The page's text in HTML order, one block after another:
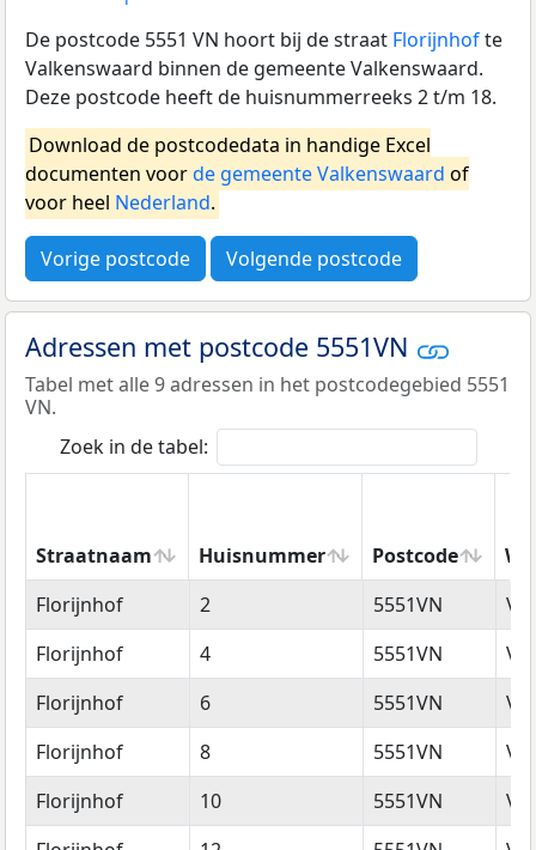
De postcode 5551 VN hoort bij de straat Florijnhofte
Valkenswaard binnen de gemeente Valkenswaard.
Deze postcode heeft de huisnummerreeks 2 t/m 18.
Download de postcodedata in handige Excel
documenten voorde gemeente Valkenswaard of
voor heel Nederland.
Vorige postcode Volgende postcode
Adressen met postcode 5551VN
Tabel met alle 9 adressen in het postcodegebied 5551
VN.
Zoek in de tabel:
Straatnaam Huisnummer Postcode
Straatnaam
Huisnummer Postcode
Florijnhof 2 5551VN
Florijnhof
4 5551VN
Florijnhof
6 5551VN
Florijnhof
8 5551VN
Florijnhof
10 5551VN